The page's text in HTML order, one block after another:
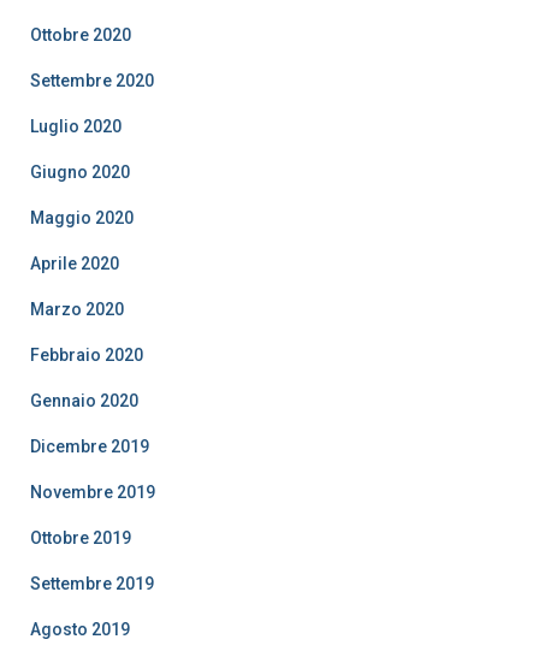
Ottobre 2020
Settembre 2020
Luglio 2020
Giugno 2020
Maggio 2020
Aprile 2020
Marzo 2020
Febbraio 2020
Gennaio 2020
Dicembre 2019
Novembre 2019
Ottobre 2019
Settembre 2019
Agosto 2019